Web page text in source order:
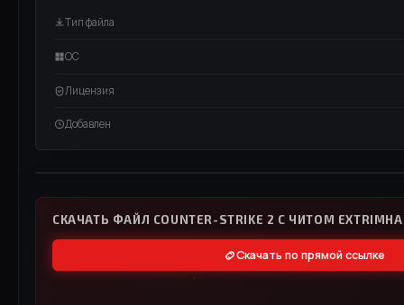
Тип файла
ОС
Лицензия
Добавлен
СМОТРЕТЬ ВИДЕО
СКАЧАТЬ ФАЙЛ COUNTER-STRIKE 2 С ЧИТОМ
Скачать по прямой ссылке